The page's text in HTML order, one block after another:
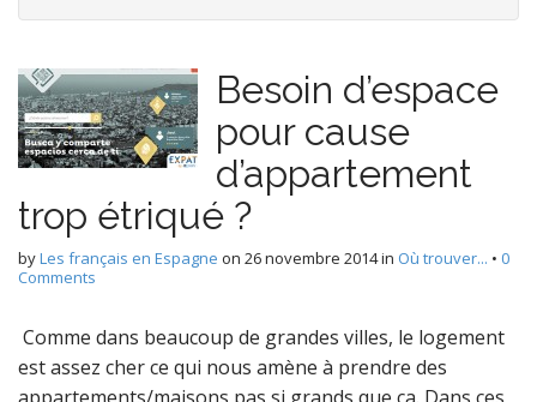
Besoin d’espace
pour cause
d’appartement
trop étriqué ?
byLes français en Espagne on 26 novembre 2014in Où trouver... • 0
Comments
Comme dans beaucoup de grandes villes, le logement
est assez cher ce qui nous amène à prendre des